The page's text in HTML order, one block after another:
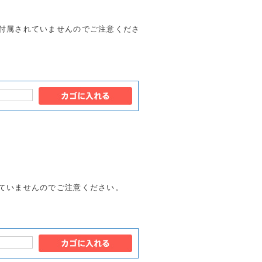
されていませんのでご注意くださ
ませんのでご注意ください。